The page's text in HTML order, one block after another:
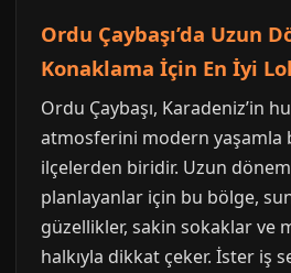
Ordu Çaybaşı’da Uzun
Konaklama İçin En İyi
Ordu Çaybaşı, Karadeniz’in
atmosferini modern yaşamla
ilçelerden biridir. Uzun
planlayanlar için bu bölge,
güzellikler, sakin sokaklar ve
halkıyla dikkat çeker. İster iş